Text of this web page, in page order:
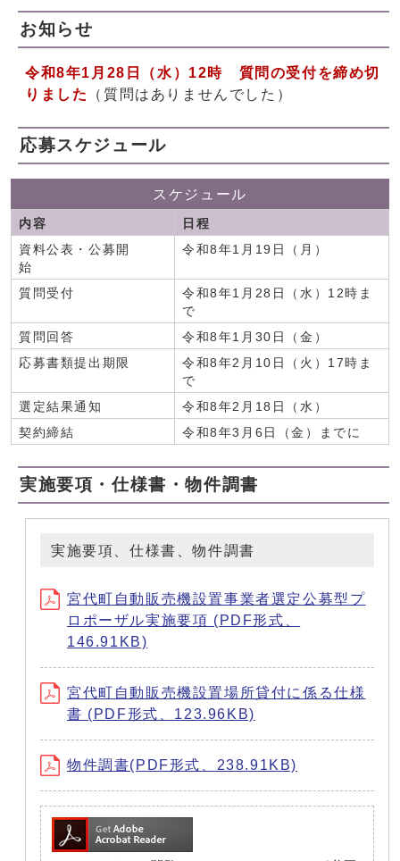
お知らせ
令和8年1月28日（水）12時
質問の受付を締め切
りました
（質問はありませんでした）
応募スケジュール
スケジュール
内容
日程
資料公表・公募開
始
令和8年1月19日（月）
質問受付
令和8年1月28日（水）12時ま
で
質問回答
令和8年1月30日（金）
応募書類提出期限
令和8年2月10日（火）17時ま
で
選定結果通知
令和8年2月18日（水）
契約締結
令和8年3月6日（金）までに
実施要項・仕様書・物件調書
実施要項、仕様書、物件調書
宮代町自動販売機設置事業者選定公募型プ
ロポーザル実施要項 (PDF形式、
146.91KB)
宮代町自動販売機設置場所貸付に係る仕様
書 (PDF形式、123.96KB)
物件調書(PDF形式、238.91KB)